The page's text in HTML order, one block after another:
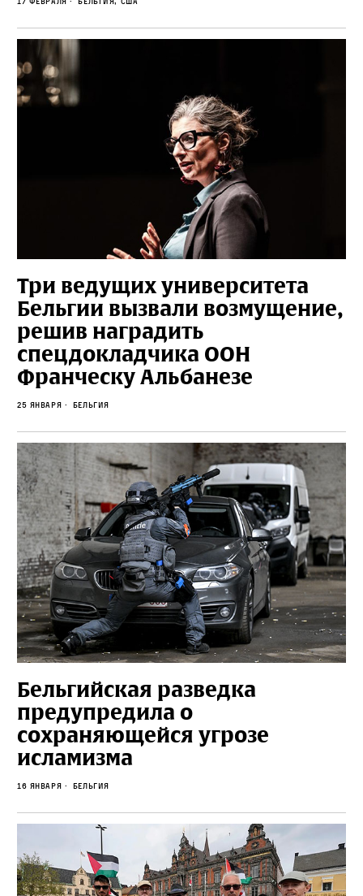
Три ведущих университета
Бельгии вызвали возмущение,
решив наградить
спецдокладчика ООН
Франческу Альбанезе
25 января Бельгия
Бельгийская разведка
предупредила о
сохраняющейся угрозе
исламизма
16 января Бельгия